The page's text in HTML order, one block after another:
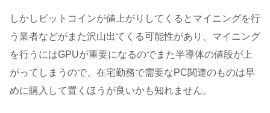
しかしビットコインが値上がりしてくるとマイニングを行
う業者などがまた沢山出てくる可能性があり、マイニング
を行うにはGPUが重要になるのでまた半導体の値段が上
がってしまうので、在宅勤務で需要なPC関連のものは早
めに購入して置くほうが良いかも知れません。